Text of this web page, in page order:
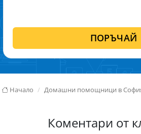
ПОРЪЧАЙ
Начало Домашни помощници в
Коментари от